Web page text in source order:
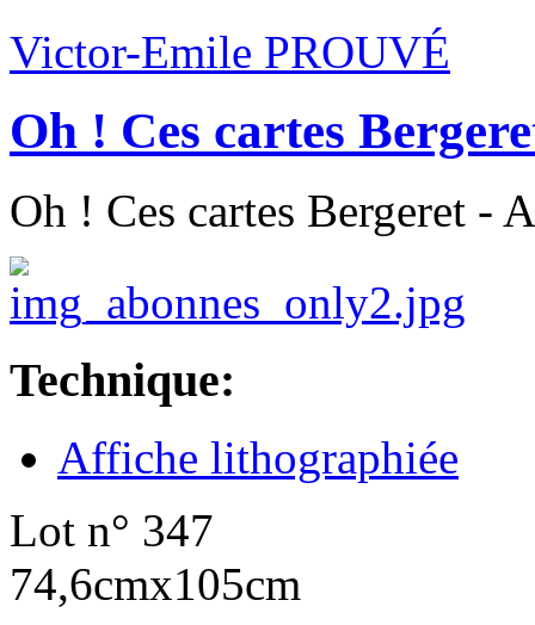
Victor-Emile PROUVÉ
Oh ! Ces cartes
Oh ! Ces cartes Bergeret -
Technique:
Affiche lithographiée
Lot n° 347
74,6cmx105cm